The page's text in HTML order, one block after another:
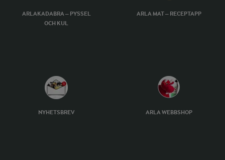
ARLAKADABRA – PYSSEL
OCH KUL
ARLA MAT – RECEPTAPP
NYHETSBREV ARLA WEBBSHOP